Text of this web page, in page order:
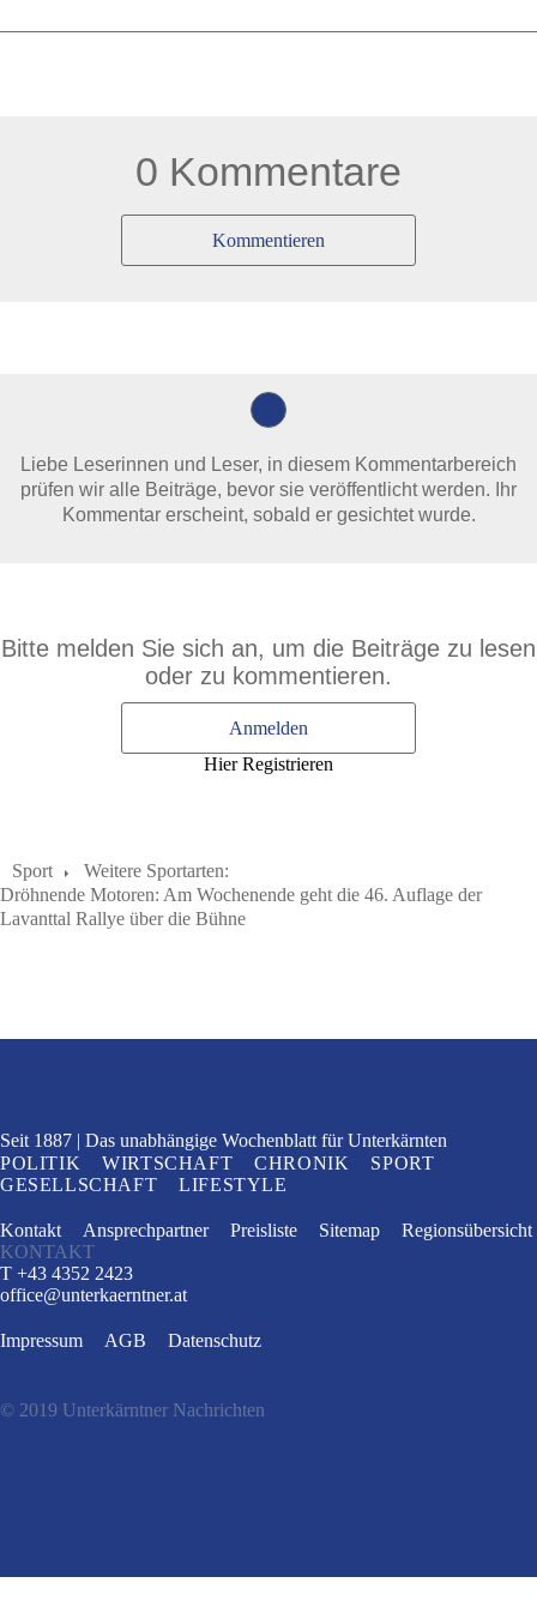
0 Kommentare
Kommentieren
Liebe Leserinnen und Leser, in diesem Kommentarbereich
prüfen wir alle Beiträge, bevor sie veröffentlicht werden. Ihr
Kommentar erscheint, sobald er gesichtet wurde.
Bitte melden Sie sich an, um die Beiträge zu lesen
oder zu kommentieren.
Anmelden
Hier Registrieren
Sport
Weitere Sportarten:
Dröhnende Motoren: Am Wochenende geht die 46. Auflage der
Lavanttal Rallye über die Bühne
Seit 1887 Das unabhängige Wochenblatt für Unterkärnten
POLITIK
WIRTSCHAFT CHRONIK
SPORT
GESELLSCHAFT
LIFESTYLE
Kontakt Ansprechpartner Preisliste Sitemap
Regionsübersicht
KONTAKT
T +43 4352 2423
office@unterkaerntner.at
Impressum AGB Datenschutz
© 2019 Unterkärntner Nachrichten